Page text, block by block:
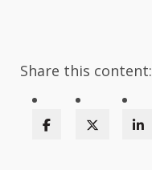
Share this content: